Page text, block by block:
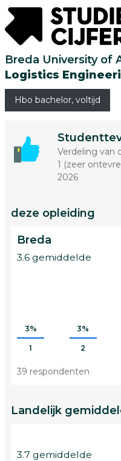
Breda University of
Logistics
Hbo bachelor, voltijd
Verdeling van
1 (zeer
2026
deze opleiding
Breda
3.6 gemiddelde
3%
1
3%
2
39 respondenten
Landelijk
3.7 gemiddelde